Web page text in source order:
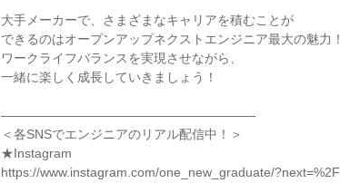
大手メーカーで、さまざまなキャリアを積むことが
できるのはオープンアップネクストエンジニア最大の魅力！
ワークライフバランスを実現させながら、
一緒に楽しく成長していきましょう！
――――――――――――――――――――
＜各SNSでエンジニアのリアル配信中！＞
★Instagram
https://www.instagram.com/one_new_graduate/?next=%2F